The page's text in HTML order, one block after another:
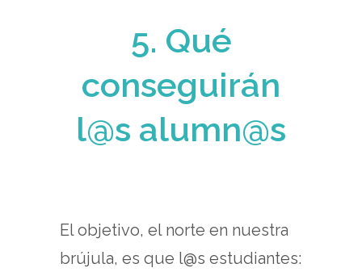
5. Qué
conseguirán
l@s alumn@s
El objetivo, el norte en nuestra
brújula, es que l@s estudiantes: